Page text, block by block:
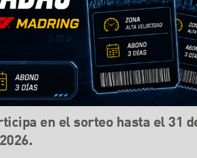
para los desplazamientos
– El Pardo
en el sorteo hasta el 31